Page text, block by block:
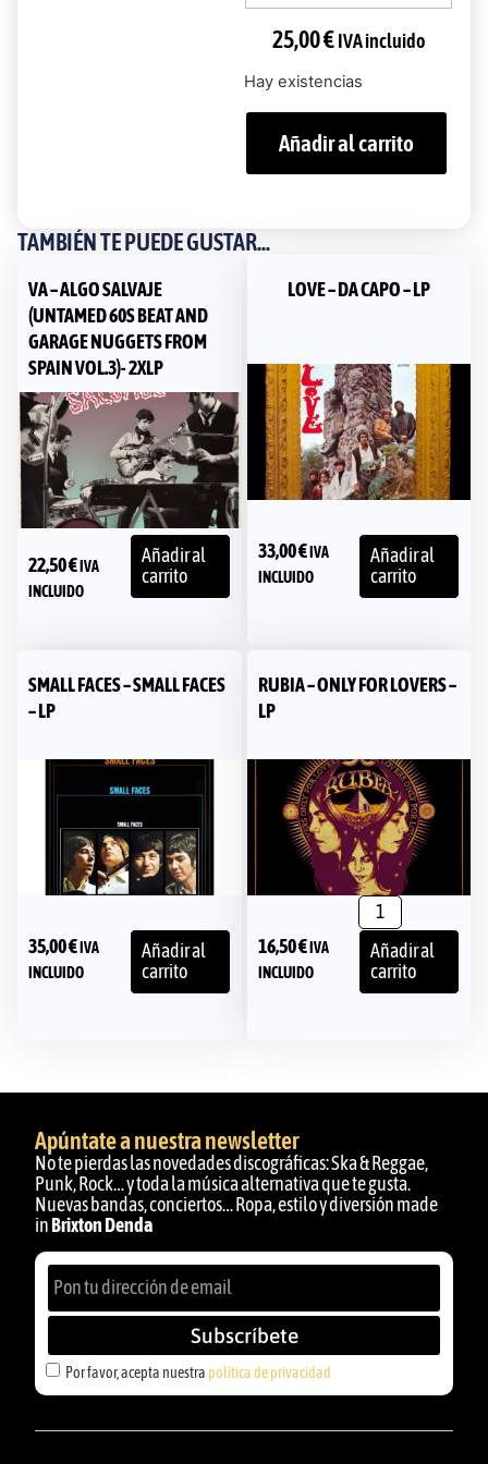
25,00€IVA incluido
Hay existencias
Añadir al carrito
TAMBIÉN TE PUEDE GUSTAR...
VA – ALGO SALVAJE
(UNTAMED 60S BEAT AND
GARAGE NUGGETS FROM
SPAIN VOL.3)- 2XLP
22,50€ IVA
INCLUIDO
Añadir al
carrito
LOVE – DA CAPO – LP
33,00€ IVA
INCLUIDO
Añadir al
carrito
SMALL FACES – SMALL FACES
– LP
35,00€ IVA
INCLUIDO
Añadir al
carrito
RUBIA – ONLY FOR LOVERS –
LP
16,50€ IVA
INCLUIDO
Añadir al
carrito
Apúntate a nuestra newsletter
No te pierdas las novedades discográficas: Ska & Reggae,
Punk, Rock… y toda la música alternativa que te gusta.
Nuevas bandas, conciertos… Ropa, estilo y diversión made
inBrixton Denda
Por favor, acepta nuestra política de privacidad
Subscríbete